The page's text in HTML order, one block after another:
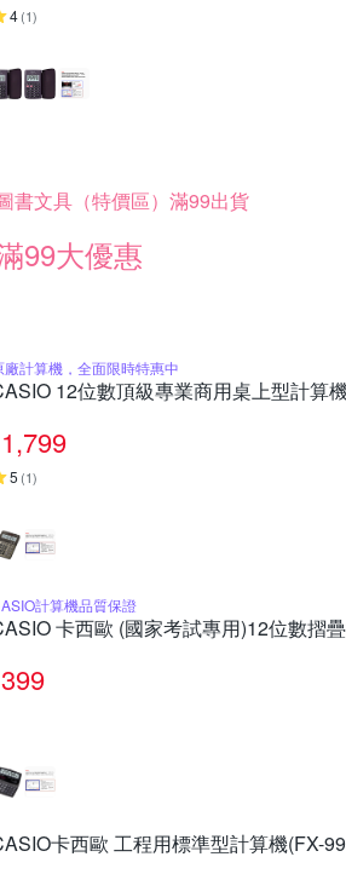
4(1)
書文具（特價區）滿99出貨
99大優惠
廠計算機，全面限時特惠中
12位數頂級專業商用桌上型計算
1,799
5 (1)
計算機品質保證
卡西歐 (國家考試專用)12位數摺
399
卡西歐 工程用標準型計算機(FX-